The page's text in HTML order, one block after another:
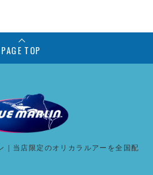
PAGE TOP
｜当店限定のオリカラルアーを全国配